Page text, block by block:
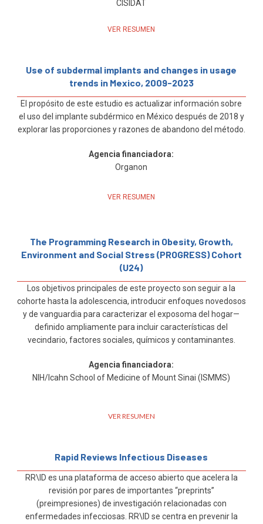
CISIDAT
VER RESUMEN
Use of subdermal implants and changes in usage
trends in Mexico, 2009-2023
El propósito de este estudio es actualizar información sobre
el uso del implante subdérmico en México después de 2018 y
explorar las proporciones y razones de abandono del método.
Agencia financiadora:
Organon
VER RESUMEN
The Programming Research in Obesity, Growth,
Environment and Social Stress (PROGRESS) Cohort
(U24)
Los objetivos principales de este proyecto son seguir a la
cohorte hasta la adolescencia, introducir enfoques novedosos
y de vanguardia para caracterizar el exposoma del hogar—
definido ampliamente para incluir características del
vecindario, factores sociales, químicos y contaminantes.
Agencia financiadora:
NIH/Icahn School of Medicine of Mount Sinai (ISMMS)
VER RESUMEN
Rapid Reviews Infectious Diseases
RR\ID es una plataforma de acceso abierto que acelera la
revisión por pares de importantes “preprints”
(preimpresiones) de investigación relacionadas con
enfermedades infecciosas. RR\ID se centra en prevenir la